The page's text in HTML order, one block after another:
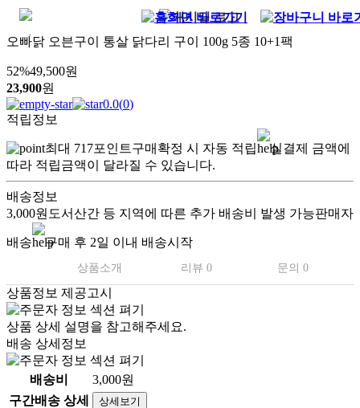
오빠닭 오븐구이 통살 닭다리 구이 100g 5종 10+1팩
52%49,500원
23,900원
0.0(0)
적립정보
최대 717포인트구매확정 시 자동 적립
실결제 금액에
따라 적립금액이 달라질 수 있습니다.
배송정보
3,000원 도서산간 등 지역에 따른 추가 배송비 발생 가능판매자
배송 구매 후 2일 이내 배송시작
상품소개 리뷰 0 문의 0
상품정보 제공고시
상품 상세 설명을 참고해주세요.
배송 상세정보
배송비
3,000원
구간배송 상세
상세보기